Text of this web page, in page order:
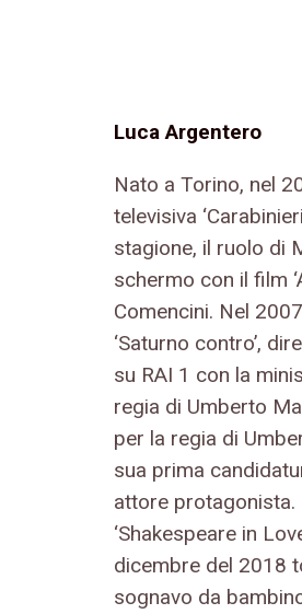
Luca Argentero
Nato a Torino, nel
televisiva
stagione, il ruolo di
schermo con il film
Comencini. Nel
‘Saturno contro’,
su RAI 1 con la
regia di Umberto
per la regia di
sua prima
attore
‘Shakespeare in
dicembre del 2018
sognavo da